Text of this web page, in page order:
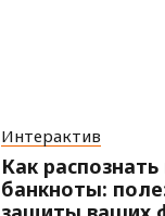
Интерактив
Как
банкноты: